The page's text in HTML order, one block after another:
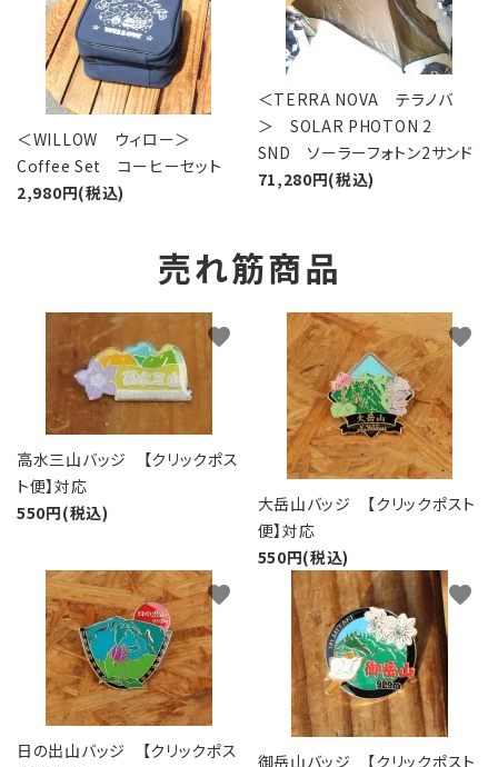
＜WILLOW ウィロー＞
Coffee Set コーヒーセット
2,980円(税込)
＜TERRA NOVA テラノバ
＞ SOLAR PHOTON 2
SND ソーラーフォトン2サンド
71,280円(税込)
売れ筋商品
高水三山バッジ 【クリックポス
ト便】対応
550円(税込)
favorite
大岳山バッジ 【クリックポスト
便】対応
550円(税込)
favorite
日の出山バッジ 【クリックポス
favorite
御岳山バッジ 【クリックポスト
favorite